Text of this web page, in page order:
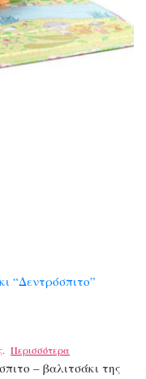
“Δεντρόσπιτο”
Περισσότερα
– βαλιτσάκι της